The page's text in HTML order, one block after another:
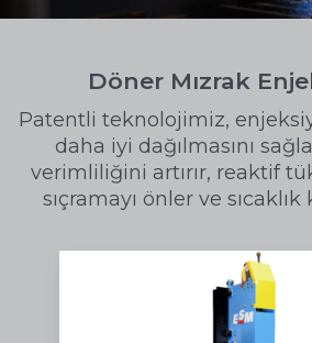
Döner Mızrak
Patentli teknolojimiz,
daha iyi dağılmasını
verimliliğini artırır, reaktif
sıçramayı önler ve sıcaklık